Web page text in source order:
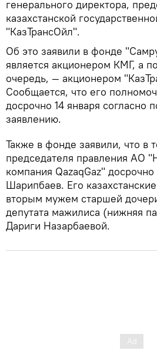
генерального директора,
казахстанской
"КазТрансОйл".
Об это заявили в фонде
является акционером КМГ, а
очередь, — акционером
Сообщается, что его
досрочно 14 января согласно
заявлению.
Также в фонде заявили, что в
председателя правления АО
компания QazaqGaz"
Шарипбаев. Его
вторым мужем старшей
депутата мажилиса (нижняя
Дариги Назарбаевой.